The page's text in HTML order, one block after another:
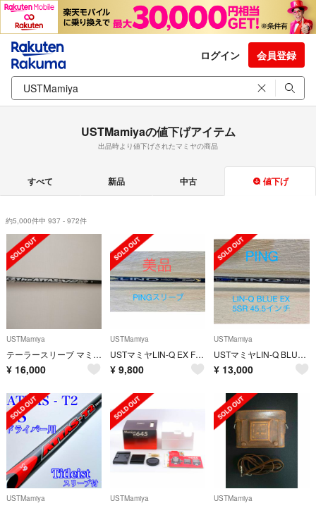
ログイン 会員登録
USTMamiyaの値下げアイテム
出品時より値下げされたマミヤの商品
すべて 新品 中古 値下げ
約5,000件中 937 - 972件
USTMamiya
テーラースリーブ マミヤ the アッタス v2 ５ S ドライバー用
¥ 16,000
USTMamiya
USTマミヤLIN-Q EX FW 【55S】42インチ
¥ 9,800
USTMamiya
USTマミヤLIN-Q BLUE EX 【5SR】ピンスリーブ付ドライバー用
¥ 13,000
USTMamiya USTMamiya USTMamiya